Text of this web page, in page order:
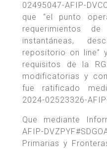
02495047-AFIP-
que “el punto
requerimientos
instantáneas,
repositorio on line”
requisitos de la
modificatorias y
fue ratificado
2024-02523326-
Que mediante
AFIP-
Primarias y